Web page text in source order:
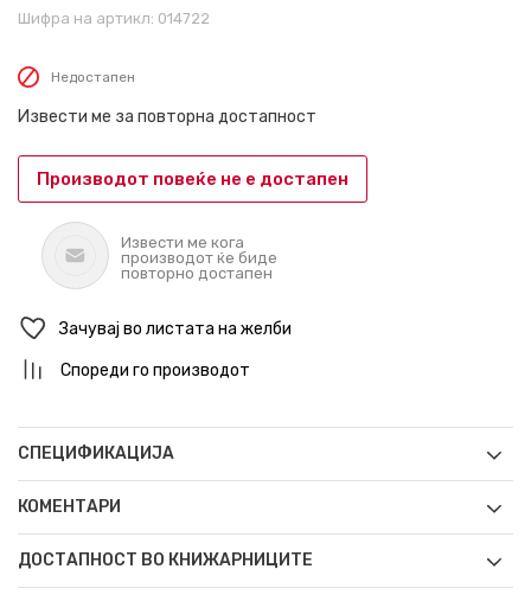
Шифра на артикл: 014722
Недостапен
Извести ме за повторна достапност
Производот повеќе не е достапен
Извести ме кога
производот ќе биде
повторно достапен
Зачувај во листата на желби
Спореди го производот
СПЕЦИФИКАЦИЈА
КОМЕНТАРИ
ДОСТАПНОСТ ВО КНИЖАРНИЦИТЕ